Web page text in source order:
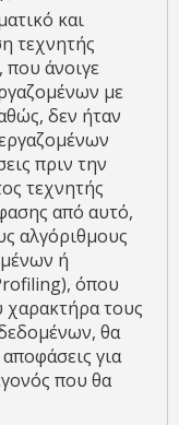
και
τεχνητής
άνοιγε
με
δεν ήταν
πριν την
τεχνητής
από αυτό,
αλγόριθμους
ή
όπου
χαρακτήρα τους
θα
για
που θα